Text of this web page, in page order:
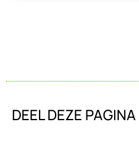
DEEL DEZE PAGINA